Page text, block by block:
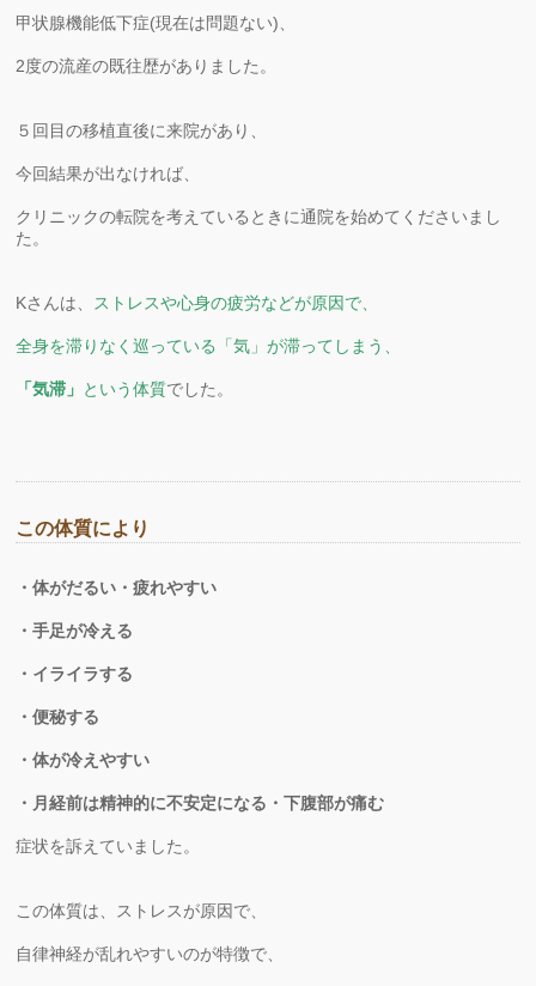
甲状腺機能低下症(現在は問題ない)、
2度の流産の既往歴がありました。
５回目の移植直後に来院があり、
今回結果が出なければ、
クリニックの転院を考えているときに通院を始めてくださいまし
た。
Kさんは、 ストレスや心身の疲労などが原因で、
全身を滞りなく巡っている「気」が滞ってしまう、
「気滞」 という体質でした。
この体質により
・体がだるい・疲れやすい
・手足が冷える
・イライラする
・便秘する
・体が冷えやすい
・月経前は精神的に不安定になる・下腹部が痛む
症状を訴えていました。
この体質は、ストレスが原因で、
自律神経が乱れやすいのが特徴で、